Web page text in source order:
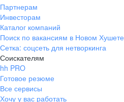
ул. Янковского, д. 169, 7 этаж,
706 каб.
+7 861 205-55-57
pr@krd.hh.ru
Владивосток
пер. Ланинский д. 4, офис 3.4
Партнерам
Инвесторам
Каталог компаний
Поиск по вакансиям в Новом Хушете
Сетка: соцсеть для нетворкинга
Соискателям
hh PRO
Готовое резюме
Все сервисы
Хочу у вас работать